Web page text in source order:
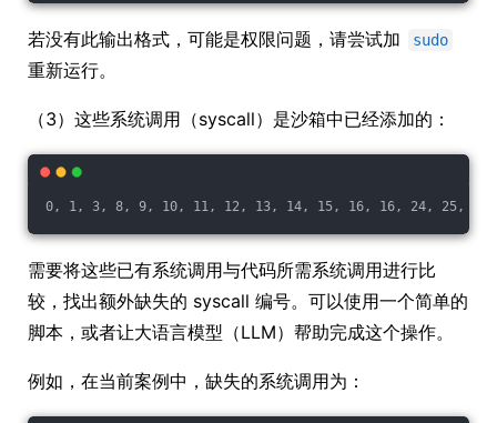
若没有此输出格式，可能是权限问题，请尝试加 sudo
重新运行。
（3）这些系统调用（syscall）是沙箱中已经添加的：
需要将这些已有系统调用与代码所需系统调用进行比
较，找出额外缺失的 syscall 编号。可以使用一个简单的
脚本，或者让大语言模型（LLM）帮助完成这个操作。
例如，在当前案例中，缺失的系统调用为：